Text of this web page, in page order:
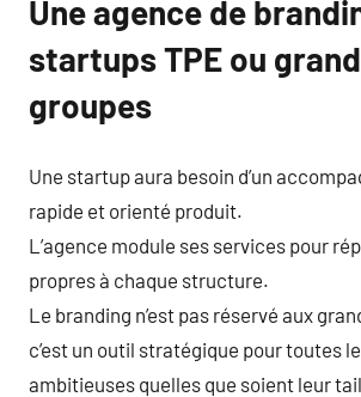
Une agence de
startups TPE ou
groupes
Une startup aura besoin d’un
rapide et orienté produit.
L’agence module ses services pour
propres à chaque structure.
Le branding n’est pas réservé aux
c’est un outil stratégique pour toutes
ambitieuses quelles que soient leur